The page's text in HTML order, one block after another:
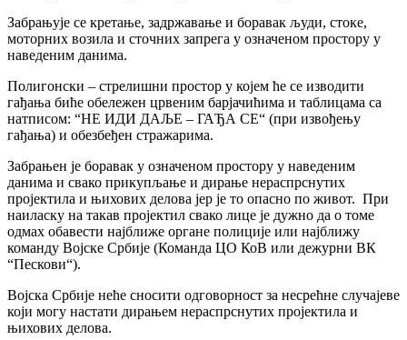
Забрањује се кретање, задржавање и боравак људи, стоке,
моторних возила и сточних запрега у означеном простору у
наведеним данима.
Полигонски – стрелишни простор у којем ће се изводити
гађања биће обележен црвеним барјачићима и таблицама са
натписом: “НЕ ИДИ ДАЉЕ – ГАЂА СЕ“ (при извођењу
гађања) и обезбеђен стражарима.
Забрањен је боравак у означеном простору у наведеним
данима и свако прикупљање и дирање нераспрснутих
пројектила и њихових делова јер је то опасно по живот. При
наиласку на такав пројектил свако лице је дужно да о томе
одмах обавести најближе органе полиције или најближу
команду Војске Србије (Команда ЦО КоВ или дежурни ВК
“Пескови“).
Војска Србије неће сносити одговорност за несрећне случајеве
који могу настати дирaњем нераспрснутих пројектила и
њихових делова.